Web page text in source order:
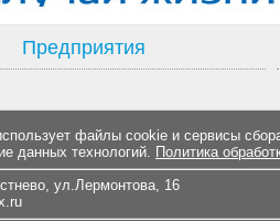
Предприятия
файлы cookie и сервисы
данных технологий. Политика
ул.Лермонтова, 16